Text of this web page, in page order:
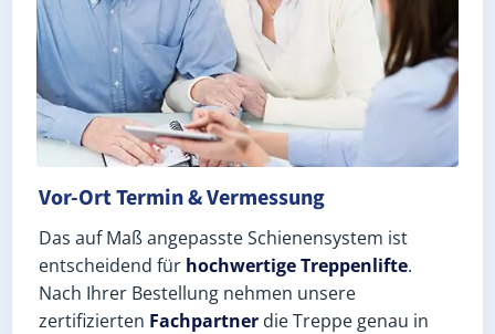
Vor-Ort Termin & Vermessung
Das auf Maß angepasste Schienensystem ist
entscheidend für hochwertige Treppenlifte.
Nach Ihrer Bestellung nehmen unsere
zertifizierten Fachpartner die Treppe genau in